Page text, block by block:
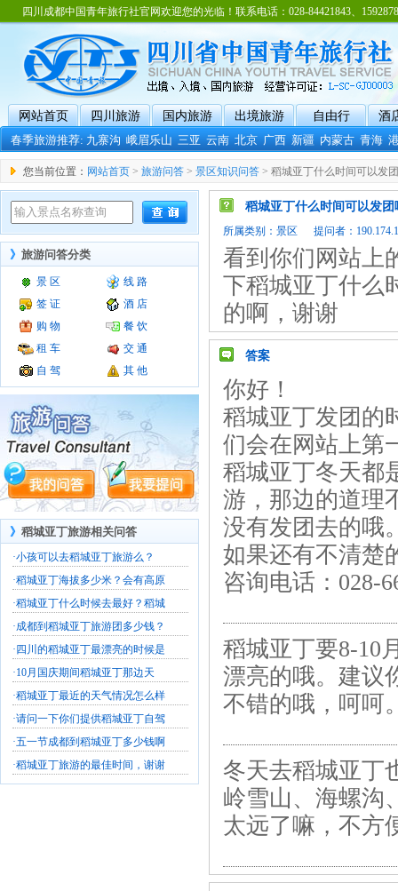
四川成都中国青年旅行社官网欢迎您的光临！联系电话：028-84421843、
网站首页 四川旅游 国内旅游 出境旅游 自由行
酒
春季旅游推荐:九寨沟 峨眉乐山 三亚 云南 北京 广西 新疆 内蒙古 青海
您当前位置： 网站首页 > 旅游问答 > 景区知识问答 > 稻城亚丁什么时间可以发
》 旅游问答分类
景 区
线 路
签 证
酒 店
购 物
餐 饮
租 车
交 通
自 驾
其 他
》 稻城亚丁旅游相关问答
·小孩可以去稻城亚丁旅游么？
·稻城亚丁海拔多少米？会有高原
·稻城亚丁什么时候去最好？稻城
·成都到稻城亚丁旅游团多少钱？
· 四川的稻城亚丁最漂亮的时候是
·10月国庆期间稻城亚丁那边天
·稻城亚丁最近的天气情况怎么样
·请问一下你们提供稻城亚丁自驾
·五一节成都到稻城亚丁多少钱啊
·稻城亚丁旅游的最佳时间，谢谢
稻城亚丁什么时间可以发团
所属类别： 景区 提问者：
看到你们网站上
下稻城亚丁什么
的啊，谢谢
答案
你好！
稻城亚丁发团的
们会在网站上第
稻城亚丁冬天都
游，那边的道理
没有发团去的哦
如果还有不清楚
咨询电话：028-
稻城亚丁要8-10
漂亮的哦。建议
不错的哦，呵呵
冬天去稻城亚丁
岭雪山、海螺沟
太远了嘛，不方